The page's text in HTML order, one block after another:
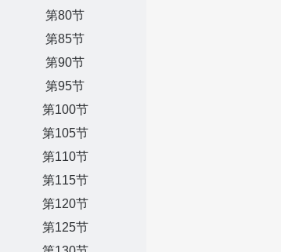
第80节
第85节
第90节
第95节
第100节
第105节
第110节
第115节
第120节
第125节